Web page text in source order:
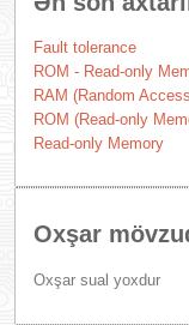
Fault tolerance
ROM - Read-only
RAM (Random
ROM (Read-only
Read-only Memory
Oxşar
Oxşar sual yoxdur